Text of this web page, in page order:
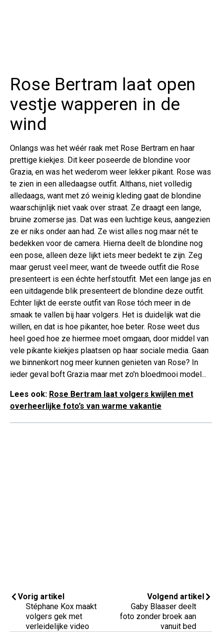
Rose Bertram laat open
vestje wapperen in de
wind
Onlangs was het wéér raak met Rose Bertram en haar
prettige kiekjes. Dit keer poseerde de blondine voor
Grazia, en was het wederom weer lekker pikant. Rose was
te zien in een alledaagse outfit. Althans, niet volledig
alledaags, want met zó weinig kleding gaat de blondine
waarschijnlijk niet vaak over straat. Ze draagt een lange,
bruine zomerse jas. Dat was een luchtige keus, aangezien
ze er niks onder aan had. Ze wist alles nog maar nét te
bedekken voor de camera. Hierna deelt de blondine nog
een pose, alleen deze lijkt iets meer bedekt te zijn. Zeg
maar gerust veel meer, want de tweede outfit die Rose
presenteert is een échte herfstoutfit. Met een lange jas en
een uitdagende blik presenteert de blondine deze outfit.
Echter lijkt de eerste outfit van Rose tóch meer in de
smaak te vallen bij haar volgers. Het is duidelijk wat die
willen, en dat is hoe pikanter, hoe beter. Rose weet dus
heel goed hoe ze hiermee moet omgaan, door middel van
vele pikante kiekjes plaatsen op haar sociale media. Gaan
we binnenkort nog meer kunnen genieten van Rose? In
ieder geval boft Grazia maar met zo'n bloedmooi model...
Lees ook: Rose Bertram laat volgers kwijlen met
overheerlijke foto’s van warme vakantie
Vorig artikel
Stéphane Kox maakt
volgers gek met
verleidelijke video
Volgend artikel
Gaby Blaaser deelt
foto zonder broek aan
vanuit bed